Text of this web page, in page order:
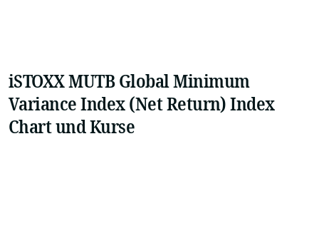
iSTOXX MUTB Global Minimum
Variance Index (Net Return) Index
Chart und Kurse